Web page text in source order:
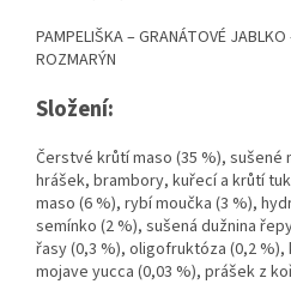
PAMPELIŠKA – GRANÁTOVÉ
ROZMARÝN
Složení:
Čerstvé krůtí maso (35 %), sušené
hrášek, brambory, kuřecí a krůtí
maso (6 %), rybí moučka (3 %),
semínko (2 %), sušená dužnina
řasy (0,3 %), oligofruktóza (0,2
mojave yucca (0,03 %), prášek z